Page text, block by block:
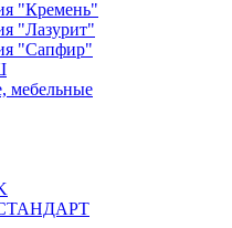
"Кремень"
"Лазурит"
"Сапфир"
мебельные